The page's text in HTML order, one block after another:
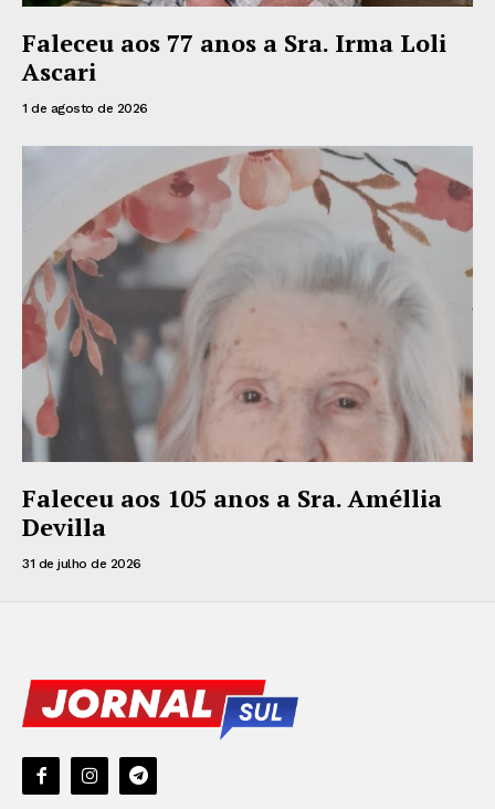
Faleceu aos 77 anos a Sra. Irma Loli
Ascari
1 de agosto de 2026
Faleceu aos 105 anos a Sra. Améllia
Devilla
31 de julho de 2026